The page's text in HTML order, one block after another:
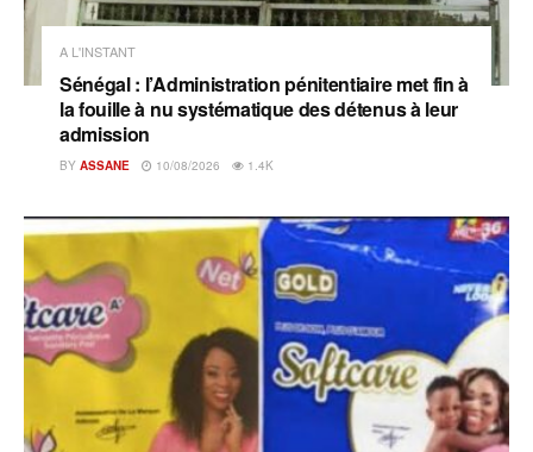
A L'INSTANT
Sénégal : l’Administration pénitentiaire met fin à
la fouille à nu systématique des détenus à leur
admission
BY ASSANE 10/08/2026 1.4K